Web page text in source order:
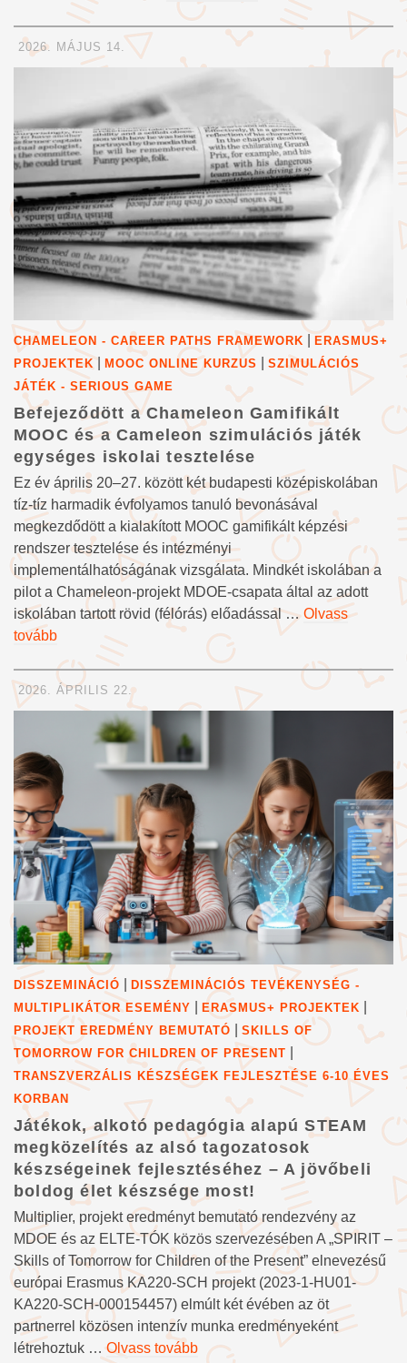
2026. MÁJUS 14.
CHAMELEON - CAREER PATHS FRAMEWORK
ERASMUS+
PROJEKTEK| MOOC ONLINE KURZUS
SZIMULÁCIÓS
JÁTÉK - SERIOUS GAME
Befejeződött a Chameleon Gamifikált
MOOC és a Cameleon szimulációs játék
egységes iskolai tesztelése
Ez év április 20–27. között két budapesti középiskolában
tíz-tíz harmadik évfolyamos tanuló bevonásával
megkezdődött a kialakított MOOC gamifikált képzési
rendszer tesztelése és intézményi
implementálhatóságának vizsgálata. Mindkét iskolában a
pilot a Chameleon-projekt MDOE-csapata által az adott
iskolában tartott rövid (félórás) előadással …Olvass
tovább
2026. ÁPRILIS 22.
DISSZEMINÁCIÓ
DISSZEMINÁCIÓS TEVÉKENYSÉG -
MULTIPLIKÁTOR ESEMÉNY
ERASMUS+ PROJEKTEK
PROJEKT EREDMÉNY BEMUTATÓ
SKILLS OF
TOMORROW FOR CHILDREN OF PRESENT
TRANSZVERZÁLIS KÉSZSÉGEK FEJLESZTÉSE 6-10 ÉVES
KORBAN
Játékok, alkotó pedagógia alapú STEAM
megközelítés az alsó tagozatosok
készségeinek fejlesztéséhez – A jövőbeli
boldog élet készsége most!
Multiplier, projekt eredményt bemutató rendezvény az
MDOE és az ELTE-TÓK közös szervezésében A „SPIRIT –
Skills of Tomorrow for Children of the Present” elnevezésű
európai Erasmus KA220-SCH projekt (2023-1-HU01-
KA220-SCH-000154457) elmúlt két évében az öt
partnerrel közösen intenzív munka eredményeként
létrehoztuk …Olvass tovább